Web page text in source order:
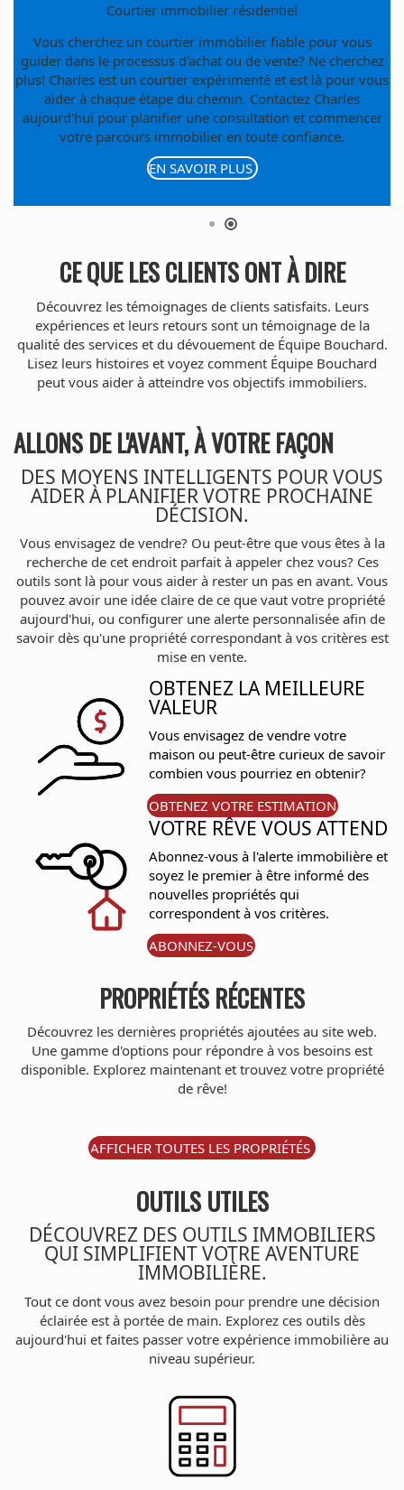
Courtier immobilier résidentiel et
HUGUES
Vous
guider
plus!
aider
CE QUE LES CLIENTS ONT À DIRE
Découvrez les témoignages de clients satisfaits. Leurs
expériences et leurs retours sont un témoignage de la
qualité des services et du dévouement de Équipe Bouchard.
Lisez leurs histoires et voyez comment Équipe Bouchard
peut vous aider à atteindre vos objectifs immobiliers.
OBTENEZ LA MEILLEURE
VALEUR
Vous envisagez de vendre votre
maison ou peut-être curieux de savoir
combien vous pourriez en obtenir?
OBTENEZ VOTRE ESTIMATION
VOTRE RÊVE VOUS ATTEND
Abonnez-vous à l'alerte immobilière et
soyez le premier à être informé des
nouvelles propriétés qui
correspondent à vos critères.
ABONNEZ-VOUS
ALLONS DE L'AVANT, À VOTRE FAÇON
DES MOYENS INTELLIGENTS POUR VOUS
AIDER À PLANIFIER VOTRE PROCHAINE
DÉCISION.
Vous envisagez de vendre? Ou peut-être que vous êtes à la
recherche de cet endroit parfait à appeler chez vous? Ces
outils sont là pour vous aider à rester un pas en avant. Vous
pouvez avoir une idée claire de ce que vaut votre propriété
aujourd'hui, ou configurer une alerte personnalisée afin de
savoir dès qu'une propriété correspondant à vos critères est
mise en vente.
PROPRIÉTÉS RÉCENTES
Découvrez les dernières propriétés ajoutées au site web.
Une gamme d'options pour répondre à vos besoins est
disponible. Explorez maintenant et trouvez votre propriété
de rêve!
AFFICHER TOUTES LES PROPRIÉTÉS
OUTILS UTILES
DÉCOUVREZ DES OUTILS IMMOBILIERS
QUI SIMPLIFIENT VOTRE AVENTURE
IMMOBILIÈRE.
Tout ce dont vous avez besoin pour prendre une décision
éclairée est à portée de main. Explorez ces outils dès
aujourd'hui et faites passer votre expérience immobilière au
niveau supérieur.